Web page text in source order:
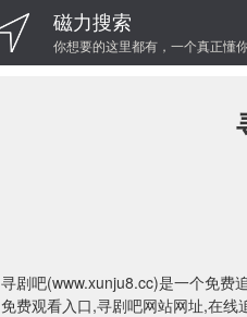
磁力搜索
你想要的这里都有，一个真正懂
寻剧吧(www.xunju8.cc)是一个免费
免费观看入口,寻剧吧网站网址,在线